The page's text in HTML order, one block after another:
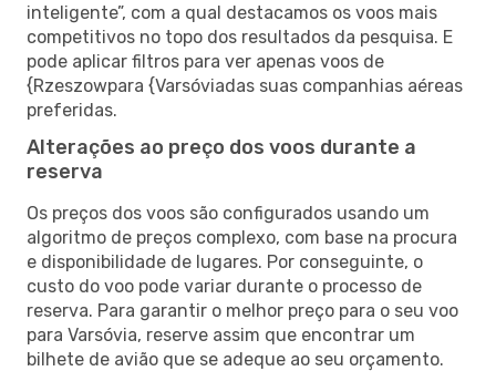
inteligente”, com a qual destacamos os voos mais
competitivos no topo dos resultados da pesquisa. E
pode aplicar filtros para ver apenas voos de
{Rzeszowpara {Varsóviadas suas companhias aéreas
preferidas.
Alterações ao preço dos voos durante a
reserva
Os preços dos voos são configurados usando um
algoritmo de preços complexo, com base na procura
e disponibilidade de lugares. Por conseguinte, o
custo do voo pode variar durante o processo de
reserva. Para garantir o melhor preço para o seu voo
para Varsóvia, reserve assim que encontrar um
bilhete de avião que se adeque ao seu orçamento.